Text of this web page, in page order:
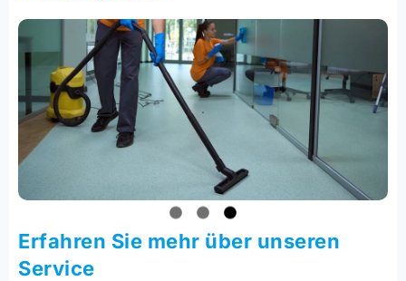
Erfahren Sie mehr über unseren
Service